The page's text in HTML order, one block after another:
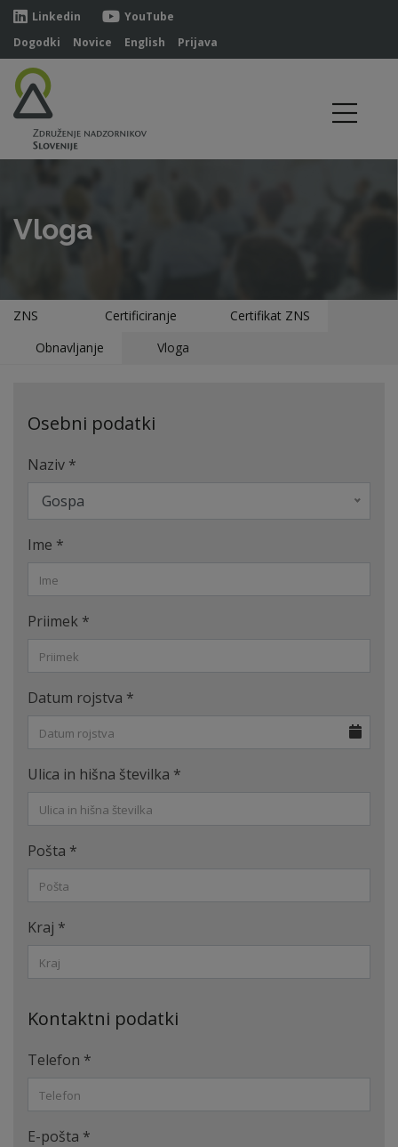
Linkedin
YouTube
Dogodki
Novice English Prijava
Vloga
ZNS Certificiranje
Certifikat ZNS
Obnavljanje
Vloga
Osebni podatki
Naziv *
Gospa
Ime *
Priimek *
Datum rojstva *
Ulica in hišna številka *
Pošta *
Kraj *
Kontaktni podatki
Telefon *
E-pošta *